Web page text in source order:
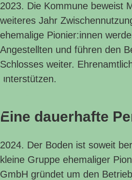
2023. Die Kommune beweist
weiteres Jahr
ehemalige Pionier:innen
Angestellten und führen den
Schlosses weiter.
unterstützen.
Eine dauerhafte
2024. Der Boden ist soweit
kleine Gruppe ehemaliger
GmbH gründet um den